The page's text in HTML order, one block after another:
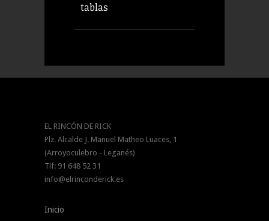
tablas
EL RINCÓN DE RICK
Plz. Alcalde J. Manuel Matheo Luaces, 1
(Arroyoculebro - Leganés)
Tlf: 91 648 52 31
info@elrinconderick.es
Inicio